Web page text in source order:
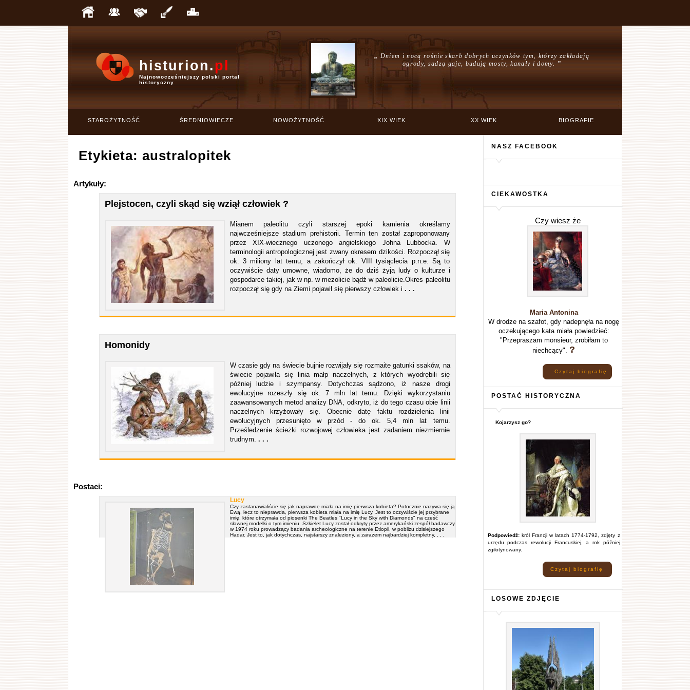
histurion.pl
Najnowocześniejszy polski portal
historyczny
„Dniem i nocą rośnie skarb dobrych uczynków tym, którzy zakładają
ogrody, sadzą gaje, budują mosty, kanały i domy.”
STAROŻYTNOŚĆ ŚREDNIOWIECZE NOWOŻYTNOŚĆ XIX WIEK XX WIEK BIOGRAFIE
Etykieta: australopitek
Artykuły:
Plejstocen, czyli skąd się wziął człowiek ?
Mianem paleolitu czyli starszej epoki kamienia określamy
najwcześniejsze stadium prehistorii. Termin ten został zaproponowany
przez XIX-wiecznego uczonego angielskiego Johna Lubbocka. W
terminologii antropologicznej jest zwany okresem dzikości. Rozpoczął się
ok. 3 miliony lat temu, a zakończył ok. VIII tysiąclecia p.n.e. Są to
oczywiście daty umowne, wiadomo, że do dziś żyją ludy o kulturze i
gospodarce takiej, jak w np. w mezolicie bądź w paleolicie.Okres paleolitu
rozpoczął się gdy na Ziemi pojawił się pierwszy człowiek i . . .
Homonidy
W czasie gdy na świecie bujnie rozwijały się rozmaite gatunki ssaków, na
świecie pojawiła się linia małp naczelnych, z których wyodrębili się
później ludzie i szympansy. Dotychczas sądzono, iż nasze drogi
ewolucyjne rozeszły się ok. 7 mln lat temu. Dzięki wykorzystaniu
zaawansowanych metod analizy DNA, odkryto, iż do tego czasu obie linii
naczelnych krzyżowały się. Obecnie datę faktu rozdzielenia linii
ewolucyjnych przesunięto w przód - do ok. 5,4 mln lat temu.
Prześledzenie ścieżki rozwojowej człowieka jest zadaniem niezmiernie
trudnym. . . .
Postaci:
Lucy
Czy zastanawialiście się jak naprawdę miała na imię pierwsza kobieta? Potocznie nazywa się ją
Ewą, lecz to nieprawda, pierwsza kobieta miała na imię Lucy. Jest to oczywiście jej przybrane
imię, które otrzymała od piosenki The Beatles "Lucy in the Sky with Diamonds" na cześć
sławnej modelki o tym imieniu. Szkielet Lucy został odkryty przez amerykański zespół badawczy
w 1974 roku prowadzący badania archeologiczne na terenie Etiopii, w pobliżu dzisiejszego
Hadar. Jest to, jak dotychczas, najstarszy znaleziony, a zarazem najbardziej kompletny,
NASZ FACEBOOK
CIEKAWOSTKA
Czy wiesz że
Maria Antonina
W drodze na szafot, gdy nadepnęła na nogę
oczekującego kata miała powiedzieć:
"Przepraszam monsieur, zrobiłam to
niechcący". ?
Czytaj biografię
POSTAĆ HISTORYCZNA
Kojarzysz go?
Podpowiedź:król Francji w latach 1774-1792, zdjęty z
urzędu podczas rewolucji Francuskiej, a rok później
zgilotynowany.
Czytaj biografię
LOSOWE ZDJĘCIE